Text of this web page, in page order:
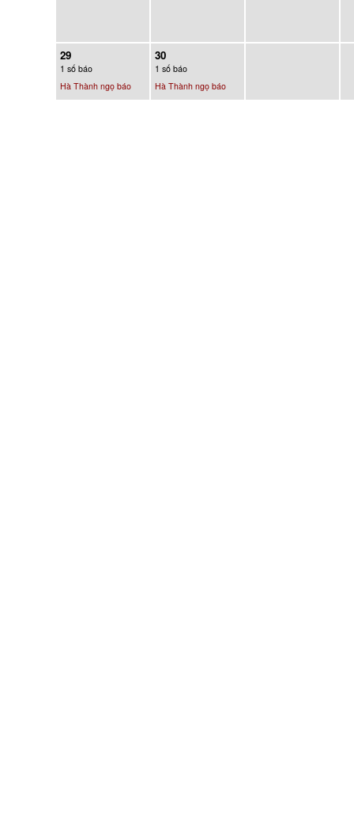
29
1 số báo
Hà Thành ngọ báo
30
1 số báo
Hà Thành ngọ báo